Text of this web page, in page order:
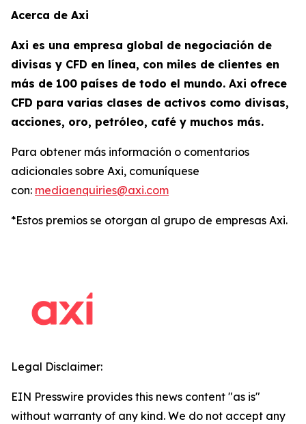
Acerca de Axi
Axi es una empresa global de negociación de
divisas y CFD en línea, con miles de clientes en
más de 100 países de todo el mundo. Axi ofrece
CFD para varias clases de activos como divisas,
acciones, oro, petróleo, café y muchos más.
Para obtener más información o comentarios
adicionales sobre Axi, comuníquese
con: mediaenquiries@axi.com
*Estos premios se otorgan al grupo de empresas Axi.
Legal Disclaimer:
EIN Presswire provides this news content "as is"
without warranty of any kind. We do not accept any